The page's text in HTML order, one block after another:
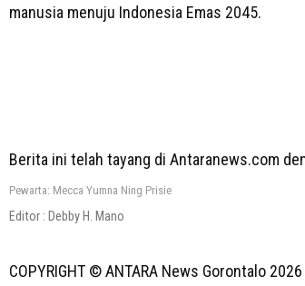
manusia menuju Indonesia Emas 2045.
Berita ini telah tayang di Antaranews.com
Pewarta: Mecca Yumna Ning Prisie
Editor : Debby H. Mano
COPYRIGHT © ANTARA News Gorontalo 2026